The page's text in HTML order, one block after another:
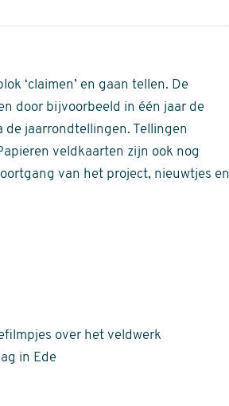
‘claimen’ en gaan tellen. De
door bijvoorbeeld in één jaar de
jaarrondtellingen. Tellingen
veldkaarten zijn ook nog
van het project, nieuwtjes en
over het veldwerk
in Ede